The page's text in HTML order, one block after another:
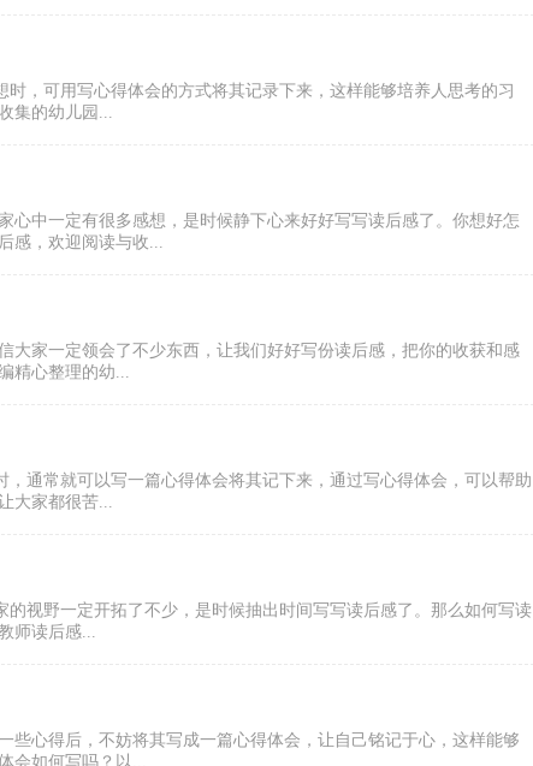
，可用写心得体会的方式将其记录下来，这样能够培养人思考的习
集的幼儿园...
心中一定有很多感想，是时候静下心来好好写写读后感了。你想好怎
感，欢迎阅读与收...
大家一定领会了不少东西，让我们好好写份读后感，把你的收获和感
精心整理的幼...
通常就可以写一篇心得体会将其记下来，通过写心得体会，可以帮助
大家都很苦...
视野一定开拓了不少，是时候抽出时间写写读后感了。那么如何写读
师读后感...
些心得后，不妨将其写成一篇心得体会，让自己铭记于心，这样能够
会如何写吗？以...